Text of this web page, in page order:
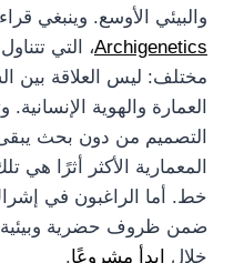
والبيئي الأوسع. وينبغي
Archigenetics، التي
مختلف: ليس العلاقة بين
العمارة والهوية
التصميم من دون بحث
المعمارية الأكثر أثرًا
خط. أما الراغبون في
ضمن ظروف حضرية وبيئية
خلال
ابدأ مشروعًا.